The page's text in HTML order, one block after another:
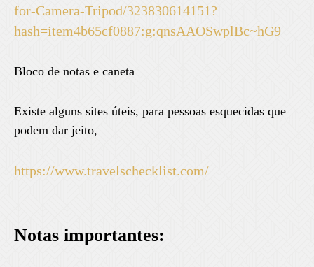
for-Camera-Tripod/323830614151?
hash=item4b65cf0887:g:qnsAAOSwplBc~hG9
Bloco de notas e caneta
Existe alguns sites úteis, para pessoas esquecidas que
podem dar jeito,
https://www.travelschecklist.com/
Notas importantes: